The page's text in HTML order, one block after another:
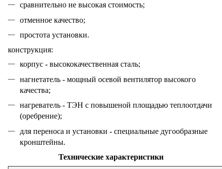
сравнительно не высокая стоимость;
отменное качество;
простота установки.
конструкция:
корпус - высококачественная сталь;
нагнетатель - мощный осевой вентилятор высокого
качества;
нагреватель - ТЭН с повышеной площадью теплоотдачи
(оребрение);
для переноса и установки - специальные дугообразные
кронштейны.
Технические характеристики